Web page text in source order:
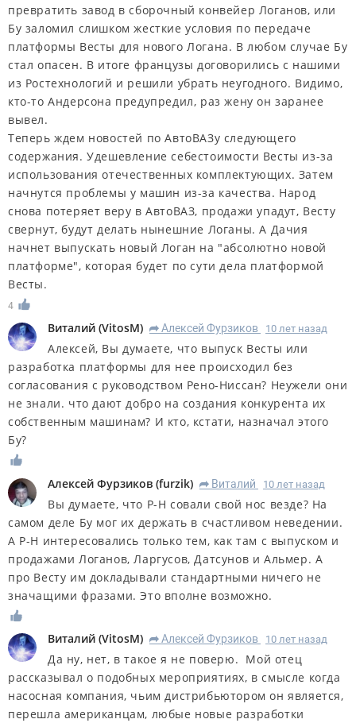
превратить завод в сборочный конвейер Логанов, или
Бу заломил слишком жесткие условия по передаче
платформы Весты для нового Логана. В любом случае Бу
стал опасен. В итоге французы договорились с нашими
из Ростехнологий и решили убрать неугодного. Видимо,
кто-то Андерсона предупредил, раз жену он заранее
вывел.
Теперь ждем новостей по АвтоВАЗу следующего
содержания. Удешевление себестоимости Весты из-за
использования отечественных комплектующих. Затем
начнутся проблемы у машин из-за качества. Народ
снова потеряет веру в АвтоВАЗ, продажи упадут, Весту
свернут, будут делать нынешние Логаны. А Дачия
начнет выпускать новый Логан на "абсолютно новой
платформе", которая будет по сути дела платформой
Весты.
4
Виталий (VitosM) R Алексей Фурзиков 10 лет назад
Алексей, Вы думаете, что выпуск Весты или
разработка платформы для нее происходил без
согласования с руководством Рено-Ниссан? Неужели они
не знали. что дают добро на создания конкурента их
собственным машинам? И кто, кстати, назначал этого
Бу?
Алексей Фурзиков (furzik) R Виталий 10 лет назад
Вы думаете, что Р-Н совали свой нос везде? На
самом деле Бу мог их держать в счастливом неведении.
А Р-Н интересовались только тем, как там с выпуском и
продажами Логанов, Ларгусов, Датсунов и Альмер. А
про Весту им докладывали стандартными ничего не
значащими фразами. Это вполне возможно.
Виталий (VitosM) R Алексей Фурзиков 10 лет назад
Да ну, нет, в такое я не поверю. Мой отец
рассказывал о подобных мероприятиях, в смысле когда
насосная компания, чьим дистрибьютором он является,
перешла американцам, любые новые разработки